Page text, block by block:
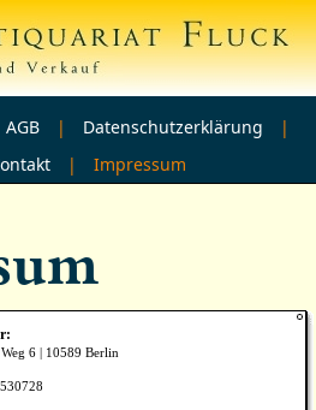
AGB | Datenschutzerklärung |
| Impressum
6 | 10589 Berlin